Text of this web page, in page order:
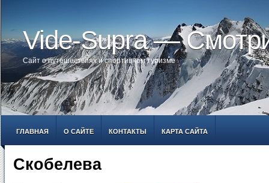
Vide-Supra —
Сайт о путешествиях и спортивном туризме
ГЛАВНАЯ О САЙТЕ КОНТАКТЫ КАРТА САЙТА
Скобелева